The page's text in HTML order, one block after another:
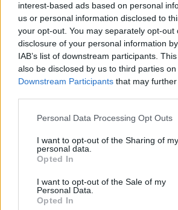
interest-based ads based on personal
us or personal information disclosed to
your opt-out. You may separately opt-out
disclosure of your personal information
IAB’s list of downstream participants.
also be disclosed by us to third parties on
Downstream Participants that may
Please note that this website/app uses
not limited to your visit or usage
grant or deny consent to Google and its
use your data for below specified
consent section.
Personal Data Processing Opt Outs
I want to opt-out of the Sharing of my
personal data.
Opted In
I want to opt-out of the Sale of my
Personal Data.
Opted In
Σύμφωνα με την ταξιδιωτική
κορυφή βρέθηκε το Κάλινγκραντ
όλο και περισσότεροι ταξιδιώτες
εύκολης πρόσβασης όσον αφορά
και για το μείγμα των ρωσικών με
στοιχείων που χαρακτηρίζουν τη